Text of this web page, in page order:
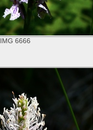
IMG 6666